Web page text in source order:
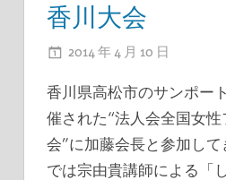
香川大会
2014 年 4 月 10 日
香川県高松市のサンポー
催された“法人会全国女
会”に加藤会長と参加し
では宗由貴講師による「